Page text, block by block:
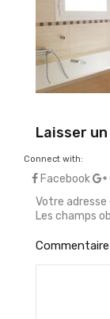
Laisser
Connect with:
Facebook
Votre adresse
Les champs
Commentaire